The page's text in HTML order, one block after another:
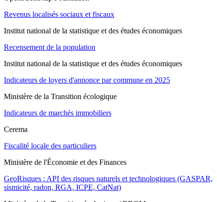
Revenus localisés sociaux et fiscaux
Institut national de la statistique et des études économiques
Recensement de la population
Institut national de la statistique et des études économiques
Indicateurs de loyers d'annonce par commune en 2025
Ministère de la Transition écologique
Indicateurs de marchés immobiliers
Cerema
Fiscalité locale des particuliers
Ministère de l'Économie et des Finances
GeoRisques : API des risques naturels et technologiques (GASPAR,
sismicité, radon, RGA, ICPE, CatNat)